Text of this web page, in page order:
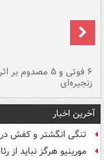
۶ فوتی و ۵ مصدوم
زنجیره‌ای
آخرین اخبار
تنگی انگشتر و کفش
مورینیو هرگز نباید از